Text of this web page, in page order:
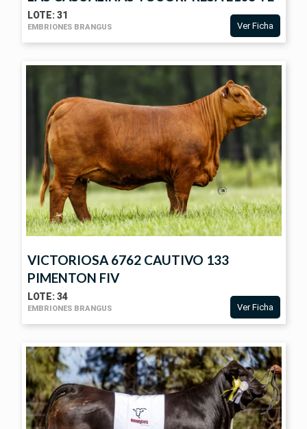
FICHA
LOTE: 31
EMBRIONES BRANGUS Ver Ficha
FICHA
VICTORIOSA 6762 CAUTIVO 133
PIMENTON FIV
LOTE: 34
EMBRIONES BRANGUS Ver Ficha